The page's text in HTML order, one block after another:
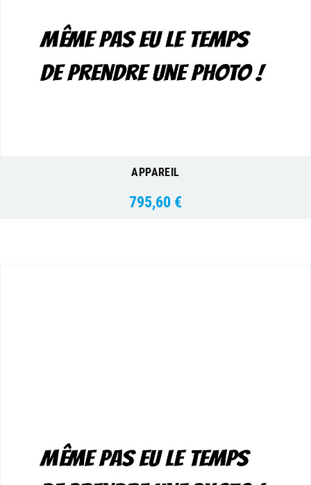
APPAREIL
Prix
795,60 €